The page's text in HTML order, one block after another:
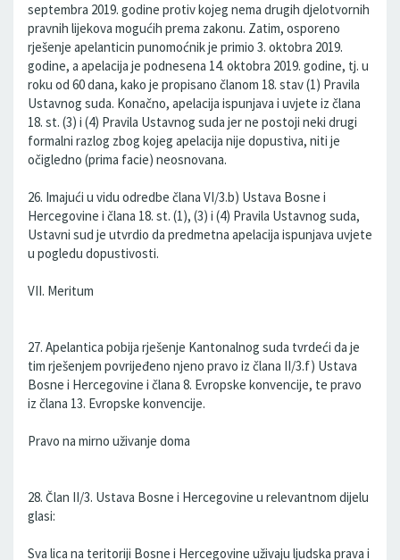
septembra 2019. godine protiv kojeg nema drugih djelotvornih
pravnih lijekova mogućih prema zakonu. Zatim, osporeno
rješenje apelanticin punomoćnik je primio 3. oktobra 2019.
godine, a apelacija je podnesena 14. oktobra 2019. godine, tj. u
roku od 60 dana, kako je propisano članom 18. stav (1) Pravila
Ustavnog suda. Konačno, apelacija ispunjava i uvjete iz člana
18. st. (3) i (4) Pravila Ustavnog suda jer ne postoji neki drugi
formalni razlog zbog kojeg apelacija nije dopustiva, niti je
očigledno (prima facie) neosnovana.
26. Imajući u vidu odredbe člana VI/3.b) Ustava Bosne i
Hercegovine i člana 18. st. (1), (3) i (4) Pravila Ustavnog suda,
Ustavni sud je utvrdio da predmetna apelacija ispunjava uvjete
u pogledu dopustivosti.
VII. Meritum
27. Apelantica pobija rješenje Kantonalnog suda tvrdeći da je
tim rješenjem povrijeđeno njeno pravo iz člana II/3.f) Ustava
Bosne i Hercegovine i člana 8. Evropske konvencije, te pravo
iz člana 13. Evropske konvencije.
Pravo na mirno uživanje doma
28. Član II/3. Ustava Bosne i Hercegovine u relevantnom dijelu
glasi:
Sva lica na teritoriji Bosne i Hercegovine uživaju ljudska prava i